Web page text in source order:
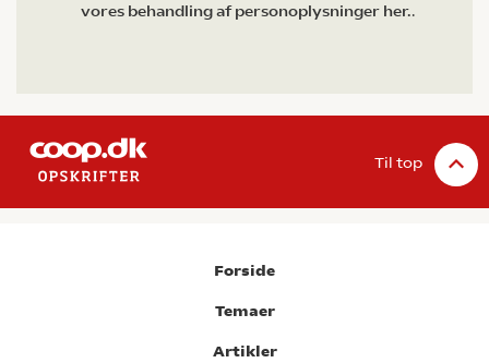
vores behandling af personoplysninger her..
Til top
Forside
Temaer
Artikler